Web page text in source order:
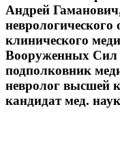
Андрей
неврологического
клинического
Вооруженных Сил
подполковник
невролог высшей
кандидат мед.